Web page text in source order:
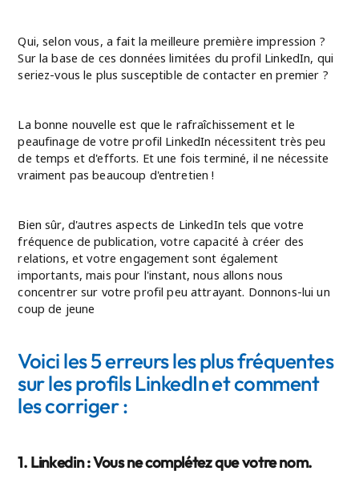
Qui, selon vous, a fait la meilleure première impression ?
Sur la base de ces données limitées du profil LinkedIn, qui
seriez-vous le plus susceptible de contacter en premier ?
La bonne nouvelle est que le rafraîchissement et le
peaufinage de votre profil LinkedIn nécessitent très peu
de temps et d'efforts. Et une fois terminé, il ne nécessite
vraiment pas beaucoup d'entretien !
Bien sûr, d'autres aspects de LinkedIn tels que votre
fréquence de publication, votre capacité à créer des
relations, et votre engagement sont également
importants, mais pour l'instant, nous allons nous
concentrer sur votre profil peu attrayant. Donnons-lui un
coup de jeune
Voici les 5 erreurs les plus fréquentes
sur les profils LinkedIn et comment
les corriger :
1. Linkedin : Vous ne complétez que votre nom.